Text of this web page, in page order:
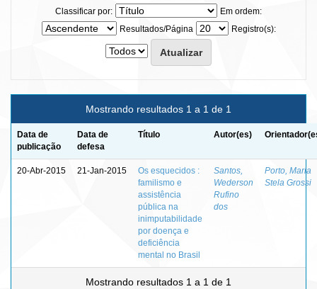
Classificar por:
Em ordem:
Resultados/Página
Registro(s):
Mostrando resultados 1 a 1 de 1
Data de
publicação
Data de
defesa
Título Autor(es)
20-Abr-2015 21-Jan-2015
Os esquecidos :
familismo e
assistência
pública na
inimputabilidade
por doença e
deficiência
mental no Brasil
Santos,
Wederson
Rufino
dos
Porto, Maria
Stela Grossi
Mostrando resultados 1 a 1 de 1